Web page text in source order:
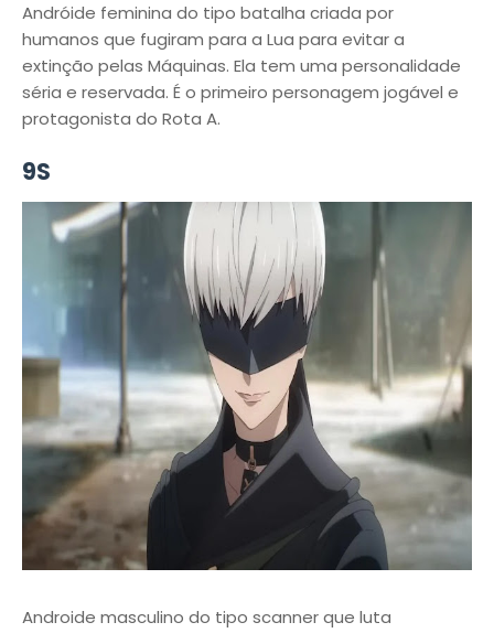
Andróide feminina do tipo batalha criada por
humanos que fugiram para a Lua para evitar a
extinção pelas Máquinas. Ela tem uma personalidade
séria e reservada. É o primeiro personagem jogável e
protagonista do Rota A.
9S
Androide masculino do tipo scanner que luta